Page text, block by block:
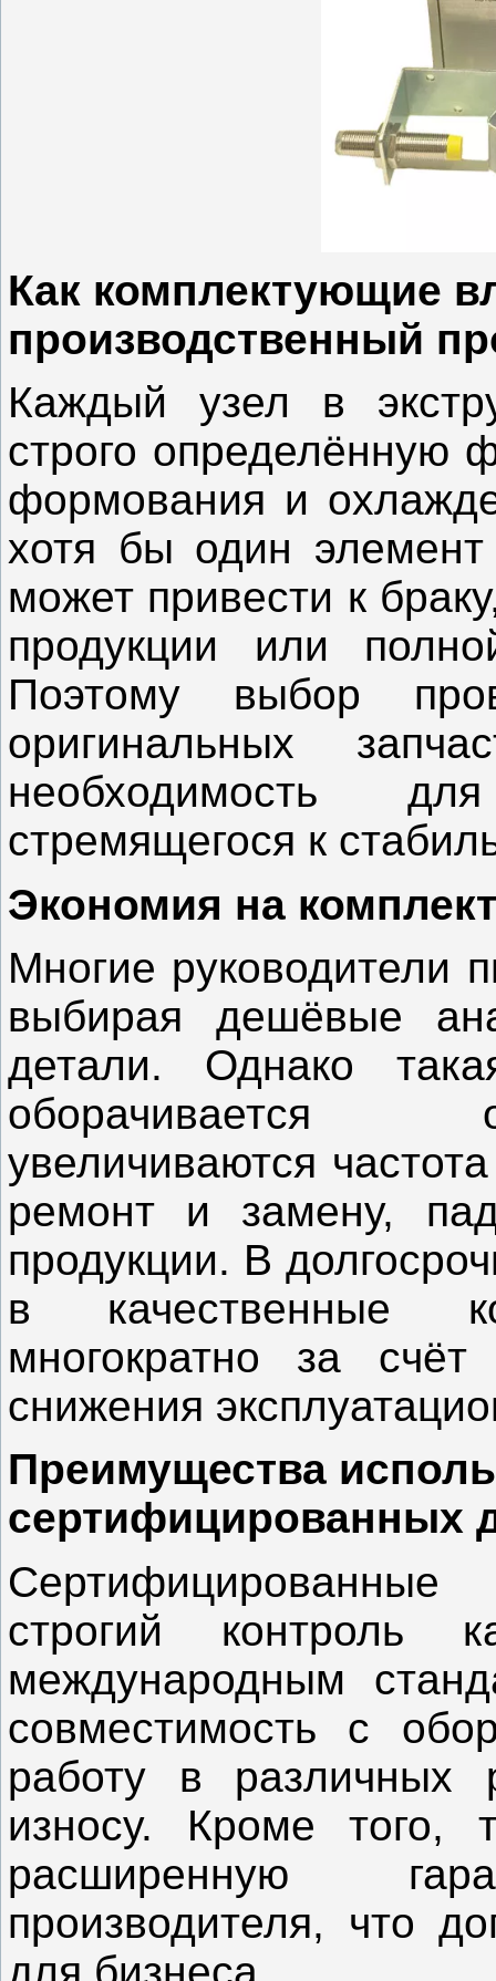
Как комплектующие
производственный
Каждый узел в
строго определённую
формования и
хотя бы один
может привести к
продукции или
Поэтому выбор
оригинальных
необходимость
стремящегося к
Экономия на
Многие руководители
выбирая дешёвые
детали. Однако
оборачивается
увеличиваются
ремонт и замену,
продукции. В
в качественные
многократно за
снижения
Преимущества
сертифицированных
Сертифицированные
строгий контроль
международным
совместимость с
работу в различных
износу. Кроме того,
расширенную
производителя, что
для бизнеса.